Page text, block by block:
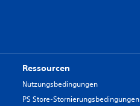
Ressourcen
Nutzungsbedingungen
PS Store-Stornierungsbedingungen